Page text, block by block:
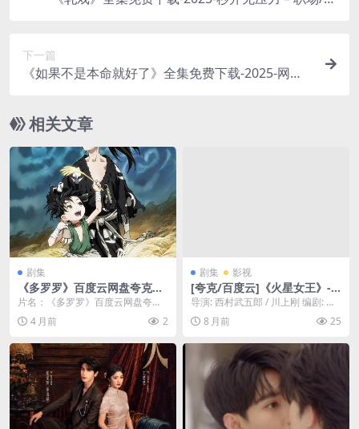
下一篇
《如果不是本命就好了》全集免费下载-2025-网友
相关文章
剧集
《多罗罗》百度云网盘夸克下
载.阿里云盘.中字.(2019)
片名：《多罗罗》百度云网盘夸克
下载.阿里云盘.中字.(2019) 分类：
剧集 又...
4 月前 2
剧集 影视
[夸克/百度云]《火星女王》-2
025-1080P科幻片-科幻/剧情-
[SU]
导演: 西村武五郎 / 川上刚 编剧: 吉
田玲子 资源下载：火星女王下载阿
里云盘...
8 月前 25